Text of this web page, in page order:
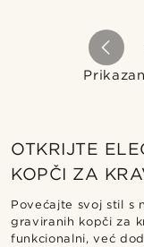
OTKRIJTE
KOPČI ZA
Povećajte svoj stil s
graviranih kopči za
funkcionalni, već